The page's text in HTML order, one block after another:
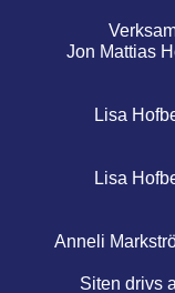
Jon Mattias
Lisa
Lisa
Anneli
Siten drivs